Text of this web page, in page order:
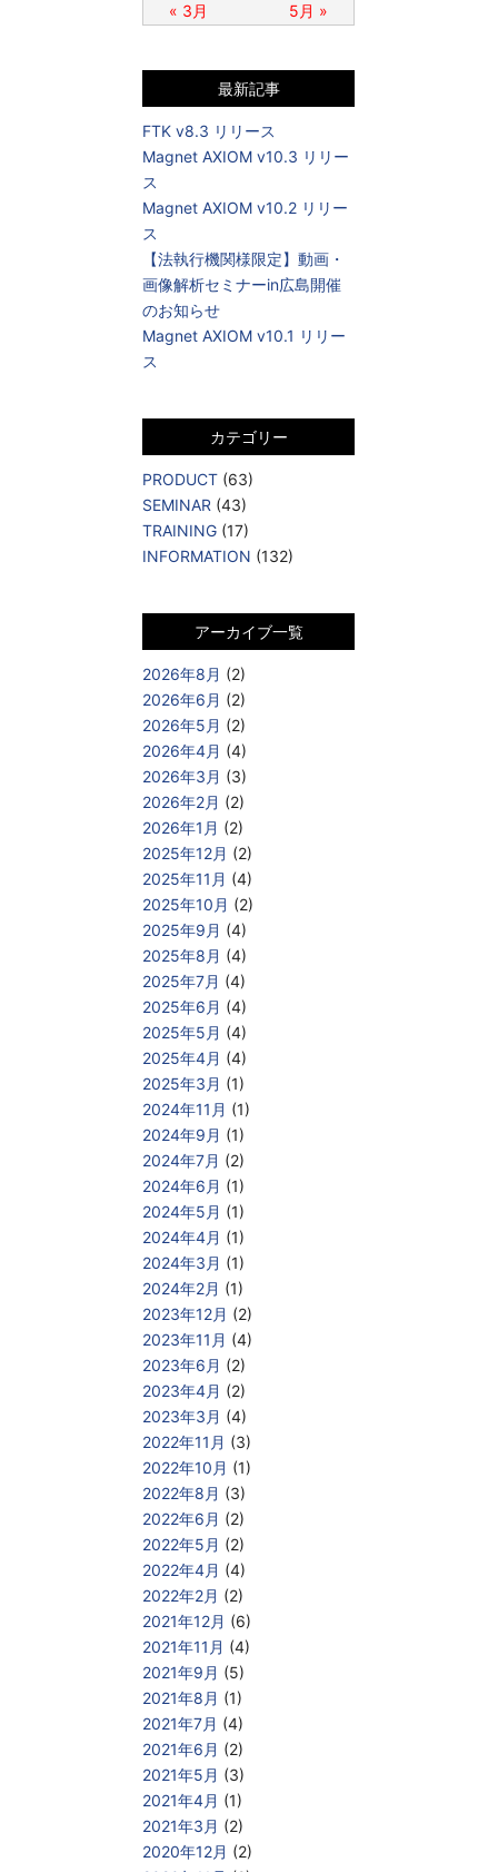
« 3月 5月 »
最新記事
FTK v8.3 リリース
Magnet AXIOM v10.3 リリー
ス
Magnet AXIOM v10.2 リリー
ス
【法執行機関様限定】動画・
画像解析セミナーin広島開催
のお知らせ
Magnet AXIOM v10.1 リリー
ス
カテゴリー
PRODUCT (63)
SEMINAR (43)
TRAINING (17)
INFORMATION (132)
アーカイブ一覧
2026年8月 (2)
2026年6月 (2)
2026年5月 (2)
2026年4月 (4)
2026年3月 (3)
2026年2月 (2)
2026年1月 (2)
2025年12月 (2)
2025年11月 (4)
2025年10月 (2)
2025年9月 (4)
2025年8月 (4)
2025年7月 (4)
2025年6月 (4)
2025年5月 (4)
2025年4月 (4)
2025年3月 (1)
2024年11月 (1)
2024年9月 (1)
2024年7月 (2)
2024年6月 (1)
2024年5月 (1)
2024年4月 (1)
2024年3月 (1)
2024年2月 (1)
2023年12月 (2)
2023年11月 (4)
2023年6月 (2)
2023年4月 (2)
2023年3月 (4)
2022年11月 (3)
2022年10月 (1)
2022年8月 (3)
2022年6月 (2)
2022年5月 (2)
2022年4月 (4)
2022年2月 (2)
2021年12月 (6)
2021年11月 (4)
2021年9月 (5)
2021年8月 (1)
2021年7月 (4)
2021年6月 (2)
2021年5月 (3)
2021年4月 (1)
2021年3月 (2)
2020年12月 (2)